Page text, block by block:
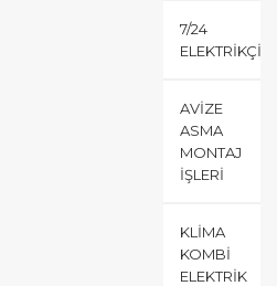
7/24
ELEKTRIKÇI
AVIZE
ASMA
MONTAJ
İŞLERI
KLIMA
KOMBI
ELEKTRIK